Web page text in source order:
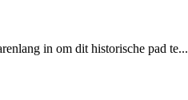
in om dit historische pad te...